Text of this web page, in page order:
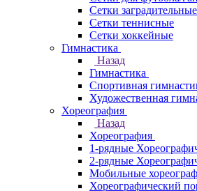
Сетки заградительные
Сетки теннисные
Сетки хоккейные
Гимнастика
Назад
Гимнастика
Спортивная
Художественная
Хореография
Назад
Хореография
1-рядные
2-рядные
Мобильные
Хореографический